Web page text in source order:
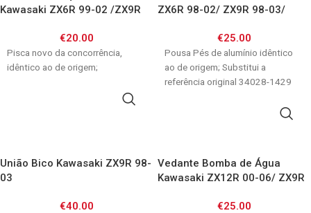
Kawasaki ZX6R 99-02 /ZX9R
€20.00
Pisca novo da concorrência,
idêntico ao de origem;
ZX6R 98-02/ ZX9R 98-03/
€25.00
Pousa Pés de alumínio idêntico
ao de origem; Substitui a
referência original 34028-1429
União Bico Kawasaki ZX9R 98-
03
€40.00
Vedante Bomba de Água
Kawasaki ZX12R 00-06/ ZX9R
€25.00